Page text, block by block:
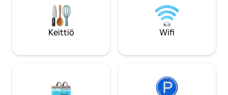
kohteista, ja se on esillä Remodelistassa –
tunnetulla design-, arkkitehtuuri- ja
sisustussivustolla
(Nizzasta)
oliiviviljelmällä,
ajan SAN-oliiveja,
Keittiö Wifi